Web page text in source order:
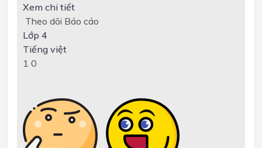
Xem chi tiết
Theo dõi Báo cáo
Lớp 4
Tiếng việt
1 0